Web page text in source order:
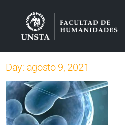
Day: agosto 9, 2021